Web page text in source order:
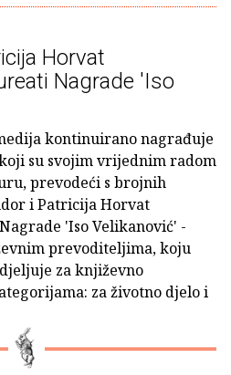
Horvat
Nagrade 'Iso
kontinuirano nagrađuje
su svojim vrijednim radom
prevodeći s brojnih
i Patricija Horvat
'Iso Velikanović' -
prevoditeljima, koju
za književno
za životno djelo i